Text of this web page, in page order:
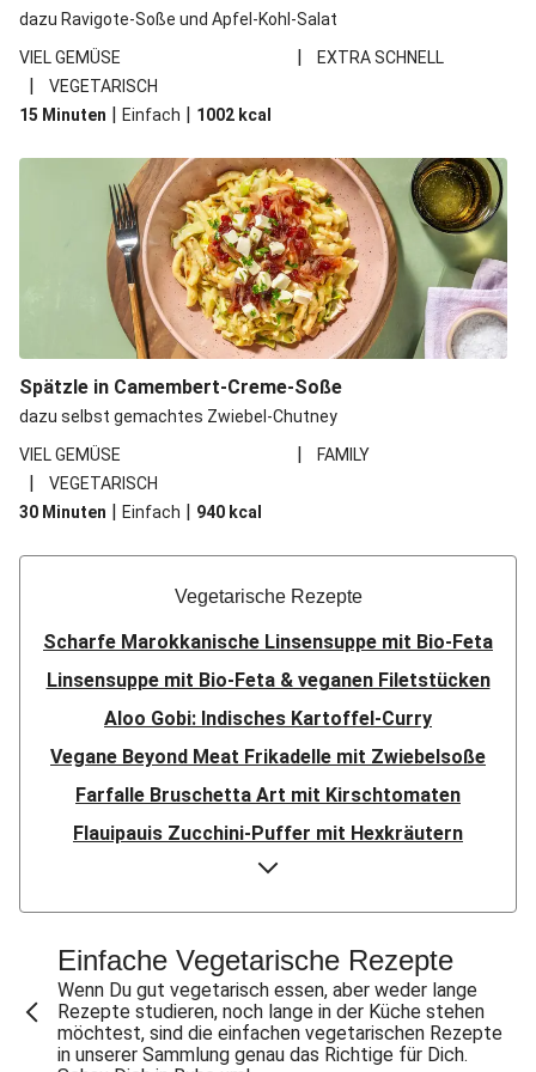
dazu Ravigote-Soße und Apfel-Kohl-Salat
VIEL GEMÜSE
| EXTRA SCHNELL
|
VEGETARISCH
15 Minuten | Einfach | 1002 kcal
Spätzle in Camembert-Creme-Soße
dazu selbst gemachtes Zwiebel-Chutney
VIEL GEMÜSE
| FAMILY
|
VEGETARISCH
30 Minuten | Einfach | 940 kcal
Vegetarische Rezepte
Scharfe Marokkanische Linsensuppe mit Bio-Feta
Linsensuppe mit Bio-Feta & veganen Filetstücken
Aloo Gobi: Indisches Kartoffel-Curry
Vegane Beyond Meat Frikadelle mit Zwiebelsoße
Farfalle Bruschetta Art mit Kirschtomaten
Flauipauis Zucchini-Puffer mit Hexkräutern
Sauerteig-Pinsa mit Ziegenkäse & Birne
Sauerteig-Pinsa mit Bio-Feta & Birne
Indisches Streetfood: Mumbai Pav Bhaji
Aloo Gobi: Indisches Kartoffel-Curry
Flauipauis Zucchini-Puffer mit Hexkräutern
Nepalesisches Linsen Dal Bhat
Einfache Vegetarische Rezepte
Wenn Du gut vegetarisch essen, aber weder lange
Rezepte studieren, noch lange in der Küche stehen
möchtest, sind die einfachen vegetarischen Rezepte
in unserer Sammlung genau das Richtige für Dich.